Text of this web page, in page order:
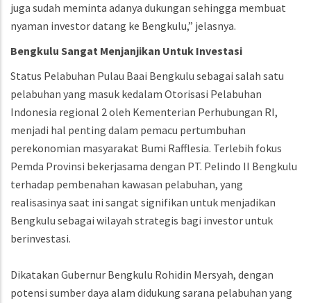
juga sudah meminta adanya dukungan sehingga membuat
nyaman investor datang ke Bengkulu,” jelasnya.
Bengkulu Sangat Menjanjikan Untuk Investasi
Status Pelabuhan Pulau Baai Bengkulu sebagai salah satu
pelabuhan yang masuk kedalam Otorisasi Pelabuhan
Indonesia regional 2 oleh Kementerian Perhubungan RI,
menjadi hal penting dalam pemacu pertumbuhan
perekonomian masyarakat Bumi Rafflesia. Terlebih fokus
Pemda Provinsi bekerjasama dengan PT. Pelindo II Bengkulu
terhadap pembenahan kawasan pelabuhan, yang
realisasinya saat ini sangat signifikan untuk menjadikan
Bengkulu sebagai wilayah strategis bagi investor untuk
berinvestasi.
Dikatakan Gubernur Bengkulu Rohidin Mersyah, dengan
potensi sumber daya alam didukung sarana pelabuhan yang